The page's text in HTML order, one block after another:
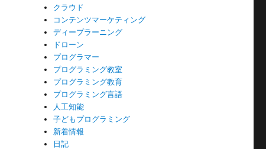
クラウド
コンテンツマーケティング
ディープラーニング
ドローン
プログラマー
プログラミング教室
プログラミング教育
プログラミング言語
人工知能
子どもプログラミング
新着情報
日記